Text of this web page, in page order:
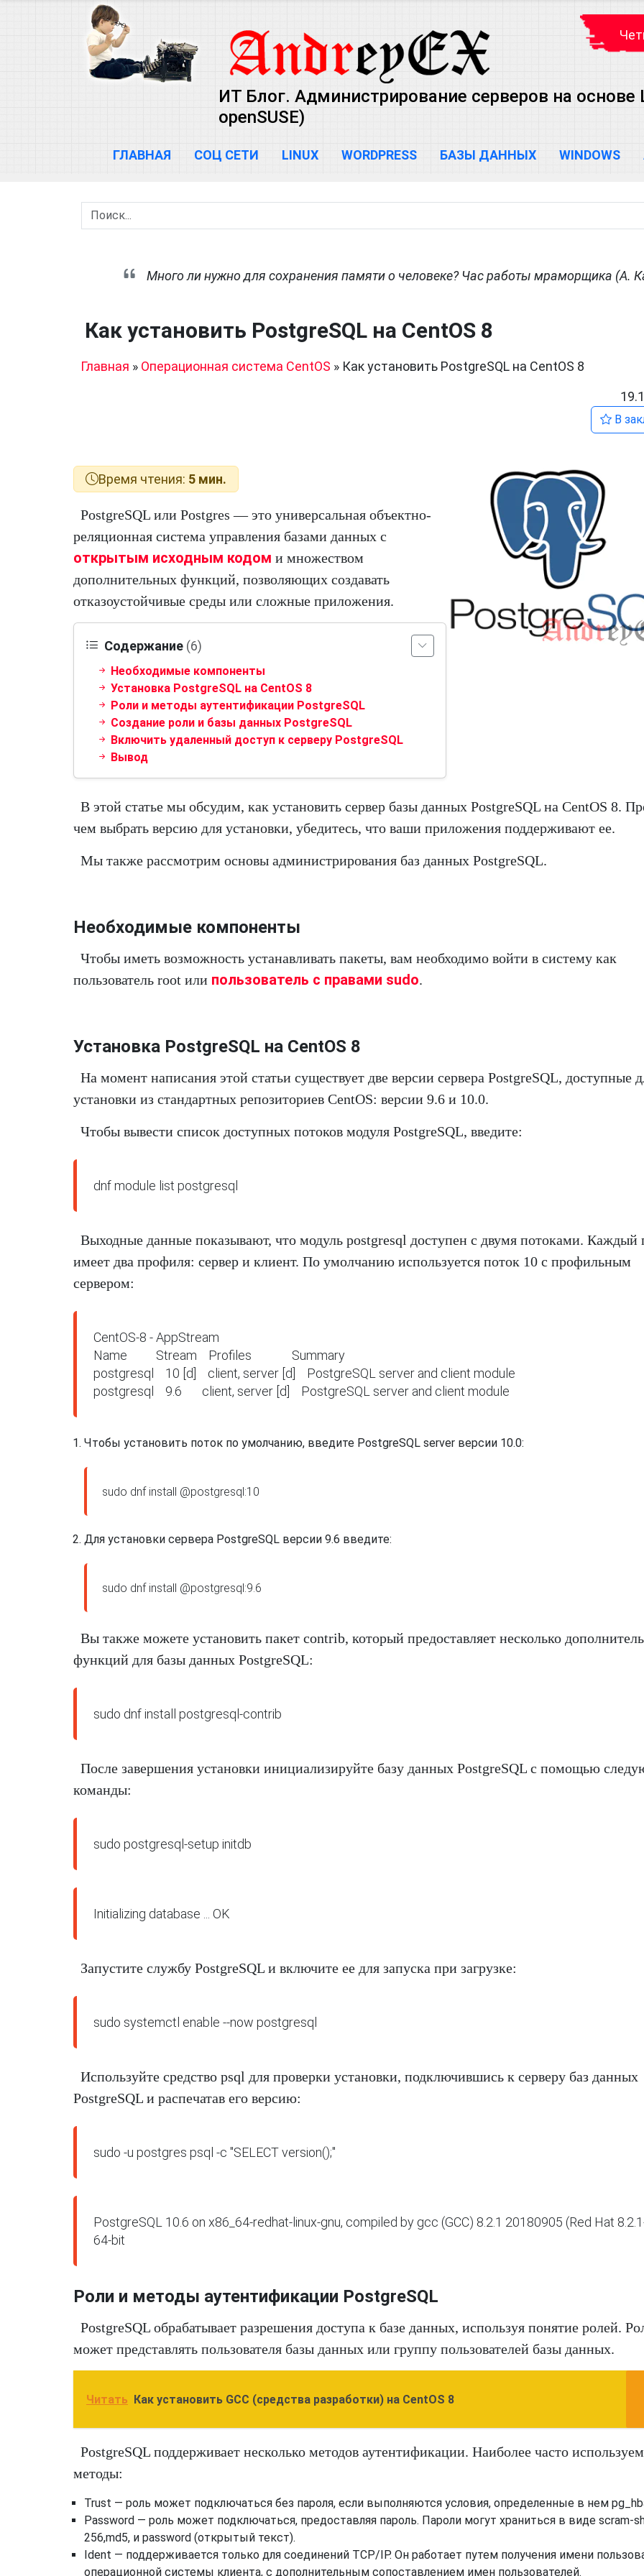
ИТ Блог. Администрирование серверов на основе
openSUSE)
ГЛАВНАЯ СОЦ СЕТИ LINUX WORDPRESS БАЗЫ ДАННЫХ WINDOWS
Много ли нужно для сохранения памяти о человеке? Час работы мраморщика (А.
Как установить PostgreSQL на CentOS 8
Главная » Операционная система CentOS » Как установить PostgreSQL на CentOS 8
В
Время чтения: 5 мин.
PostgreSQL или Postgres — это универсальная объектно-
реляционная система управления базами данных с
открытым исходным кодом и множеством
дополнительных функций, позволяющих создавать
отказоустойчивые среды или сложные приложения.
Содержание (6)
Необходимые компоненты
Установка PostgreSQL на CentOS 8
Роли и методы аутентификации PostgreSQL
Создание роли и базы данных PostgreSQL
Включить удаленный доступ к серверу PostgreSQL
Вывод
В этой статье мы обсудим, как установить сервер базы данных PostgreSQL на CentOS 8.
чем выбрать версию для установки, убедитесь, что ваши приложения поддерживают ее.
Мы также рассмотрим основы администрирования баз данных PostgreSQL.
Необходимые компоненты
Чтобы иметь возможность устанавливать пакеты, вам необходимо войти в систему как
пользователь root или пользователь с правами sudo.
Установка PostgreSQL на CentOS 8
На момент написания этой статьи существует две версии сервера PostgreSQL, доступные
установки из стандартных репозиториев CentOS: версии 9.6 и 10.0.
Чтобы вывести список доступных потоков модуля PostgreSQL, введите:
Выходные данные показывают, что модуль postgresql доступен с двумя потоками. Каждый
имеет два профиля: сервер и клиент. По умолчанию используется поток 10 с профильным
сервером:
CentOS-8 - AppStream
Name          Stream    Profiles              Summary
postgresql    10 [d]    client, server [d]    PostgreSQL server and client module
postgresql    9.6       client, server [d]    PostgreSQL server and client module
Чтобы установить поток по умолчанию, введите PostgreSQL server версии 10.0:
Для установки сервера PostgreSQL версии 9.6 введите:
Вы также можете установить пакет contrib, который предоставляет несколько
функций для базы данных PostgreSQL:
После завершения установки инициализируйте базу данных PostgreSQL с помощью
команды:
Initializing database ... OK
Запустите службу PostgreSQL и включите ее для запуска при загрузке:
Используйте средство psql для проверки установки, подключившись к серверу баз данных
PostgreSQL и распечатав его версию:
PostgreSQL 10.6 on x86_64-redhat-linux-gnu, compiled by gcc (GCC) 8.2.1 20180905 (Red Hat
64-bit
Роли и методы аутентификации PostgreSQL
PostgreSQL обрабатывает разрешения доступа к базе данных, используя понятие ролей.
может представлять пользователя базы данных или группу пользователей базы данных.
Читать Как установить GCC (средства разработки) на CentOS 8
PostgreSQL поддерживает несколько методов аутентификации. Наиболее часто
методы:
Trust — роль может подключаться без пароля, если выполняются условия, определенные в нем
Password — роль может подключаться, предоставляя пароль. Пароли могут храниться в виде scram-
256,md5, и password (открытый текст).
Ident — поддерживается только для соединений TCP/IP. Он работает путем получения имени
операционной системы клиента, с дополнительным сопоставлением имен пользователей.